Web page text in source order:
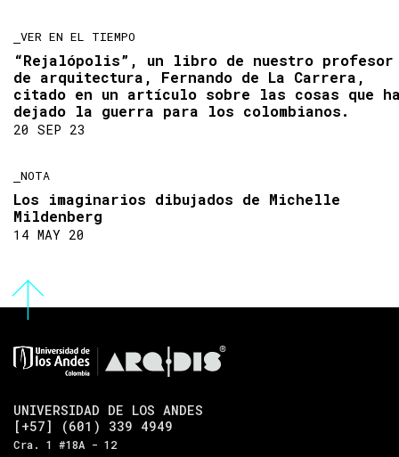
VER EN EL TIEMPO
“Rejalópolis”, un libro de nuestro profesor
de arquitectura, Fernando de La Carrera,
citado en un artículo sobre las cosas que
dejado la guerra para los colombianos.
20 SEP 23
NOTA
Los imaginarios dibujados de Michelle
Mildenberg
14 MAY 20
UNIVERSIDAD DE LOS ANDES
[+57] (601) 339 4949
Cra. 1 #18A - 12